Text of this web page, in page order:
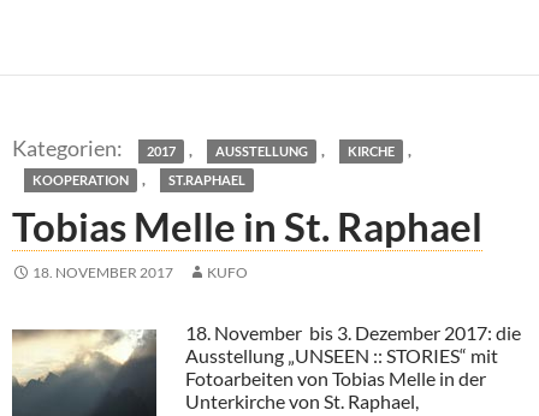
2017 , AUSSTELLUNG , KIRCHE ,
KOOPERATION , ST.RAPHAEL
Tobias Melle in St. Raphael
18. NOVEMBER 2017 KUFO
18. November bis 3. Dezember 2017: die
Ausstellung „UNSEEN :: STORIES“ mit
Fotoarbeiten von Tobias Melle in der
Unterkirche von St. Raphael,